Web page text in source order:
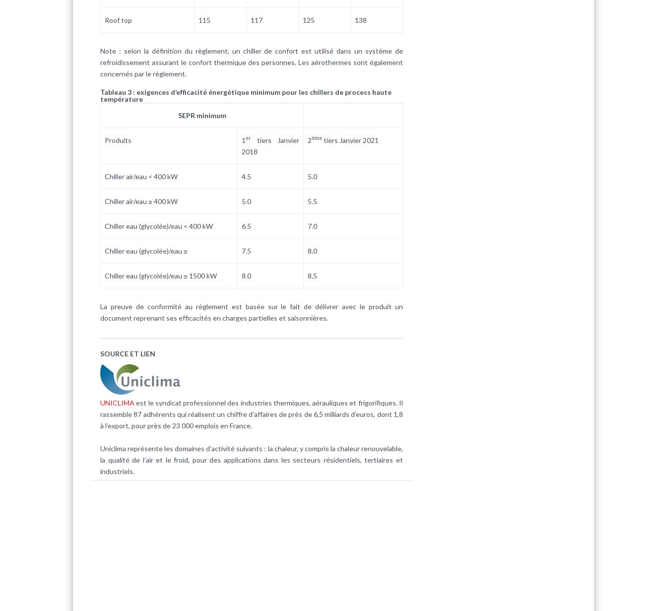
Roof top 115 117 125 138
Note : selon la définition du règlement, un chiller de confort est utilisé dans un système de
refroidissement assurant le confort thermique des personnes. Les aérothermes sont également
concernés par le règlement.
Tableau 3 : exigences d’efficacité énergétique minimum pour les chillers de process haute
température
SEPR minimum
Produits 1 er
tiers Janvier
2018
2ème tiers Janvier 2021
Chiller air/eau < 400 kW 4.5 5.0
Chiller air/eau ≥ 400 kW 5.0 5.5
Chiller eau (glycolée)/eau < 400 kW 6.5 7.0
Chiller eau (glycolée)/eau ≥ 7.5 8.0
Chiller eau (glycolée)/eau ≥ 1500 kW 8.0 8.5
La preuve de conformité au règlement est basée sur le fait de délivrer avec le produit un
document reprenant ses efficacités en charges partielles et saisonnières.
SOURCE ET LIEN
UNICLIMA est le syndicat professionnel des industries thermiques, aérauliques et frigorifiques. Il
rassemble 87 adhérents qui réalisent un chiffre d’affaires de près de 6,5 milliards d’euros, dont 1,8
à l’export, pour près de 23 000 emplois en France.
Uniclima représente les domaines d’activité suivants : la chaleur, y compris la chaleur renouvelable,
la qualité de l’air et le froid, pour des applications dans les secteurs résidentiels, tertiaires et
industriels.